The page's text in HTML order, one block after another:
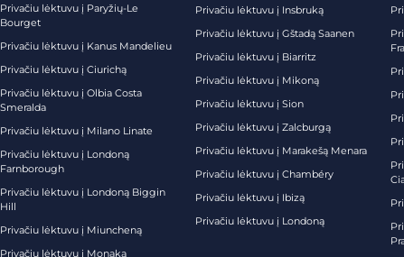
Privačiu lėktuvu į Paryžių-Le
Bourget
Privačiu lėktuvu į Kanus Mandelieu
Privačiu lėktuvu į Ciurichą
Privačiu lėktuvu į Olbia Costa
Smeralda
Privačiu lėktuvu į Milano Linate
Privačiu lėktuvu į Londoną
Farnborough
Privačiu lėktuvu į Londoną Biggin
Hill
Privačiu lėktuvu į Miuncheną
Privačiu lėktuvu į Monaką
Privačiu lėktuvu į Insbruką
Privačiu lėktuvu į Gštadą Saanen
Privačiu lėktuvu į Biarritz
Privačiu lėktuvu į Mikoną
Privačiu lėktuvu į Sion
Privačiu lėktuvu į Zalcburgą
Privačiu lėktuvu į Marakešą Menara
Privačiu lėktuvu į Chambéry
Privačiu lėktuvu į Ibizą
Privačiu lėktuvu į Londoną